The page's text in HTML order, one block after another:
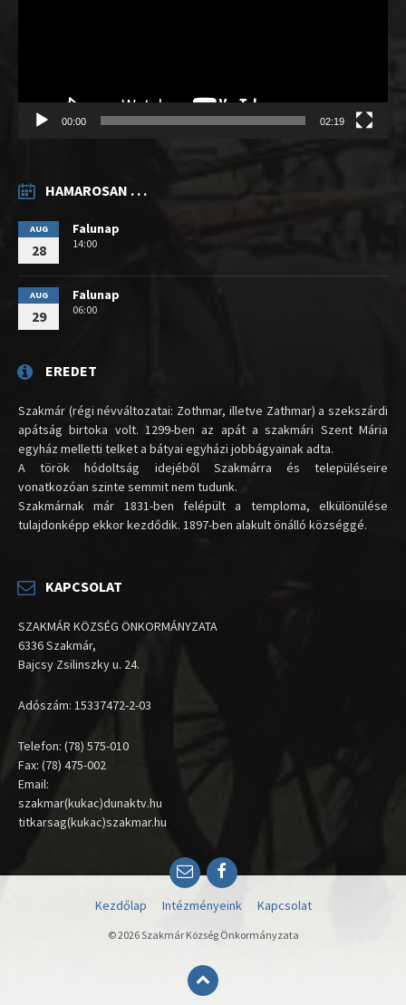
00:00 02:19
HAMAROSAN . . .
AUG
28
Falunap
14:00
AUG
29
Falunap
06:00
EREDET
Szakmár (régi névváltozatai: Zothmar, illetve Zathmar) a szekszárdi
apátság birtoka volt. 1299-ben az apát a szakmári Szent Mária
egyház melletti telket a bátyai egyházi jobbágyainak adta.
A török hódoltság idejéből Szakmárra és településeire
vonatkozóan szinte semmit nem tudunk.
Szakmárnak már 1831-ben felépült a temploma, elkülönülése
tulajdonképp ekkor kezdődik. 1897-ben alakult önálló községgé.
KAPCSOLAT
SZAKMÁR KÖZSÉG ÖNKORMÁNYZATA
6336 Szakmár,
Bajcsy Zsilinszky u. 24.
Adószám: 15337472-2-03
Telefon: (78) 575-010
Fax: (78) 475-002
Email:
szakmar(kukac)dunaktv.hu
titkarsag(kukac)szakmar.hu
EmailFacebook
Kezdőlap Intézményeink Kapcsolat
© 2026 Szakmár Község Önkormányzata